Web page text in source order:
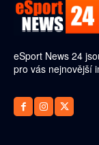
eSport News 24
pro vás nejnovější